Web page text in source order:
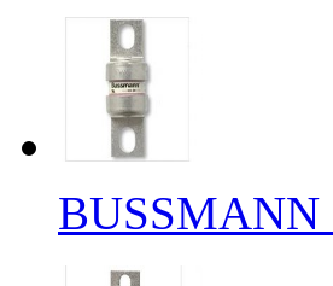
BUSSMANN